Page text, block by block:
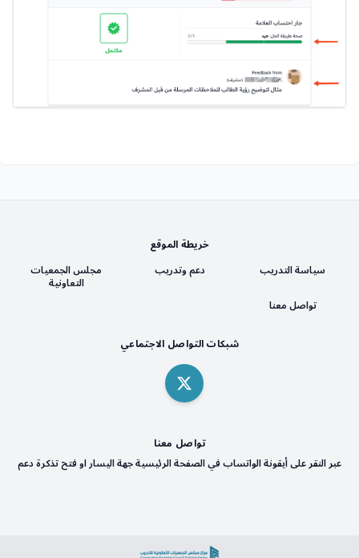
خريطة الموقع
سياسة التدريب
دعم وتدريب مجلس الجمعيات
التعاونية
تواصل معنا
شبكات التواصل الاجتماعي
تواصل معنا
عبر النقر على أيقونة الواتساب في الصفحة الرئيسية جهة اليسار او فتح تذكرة دعم